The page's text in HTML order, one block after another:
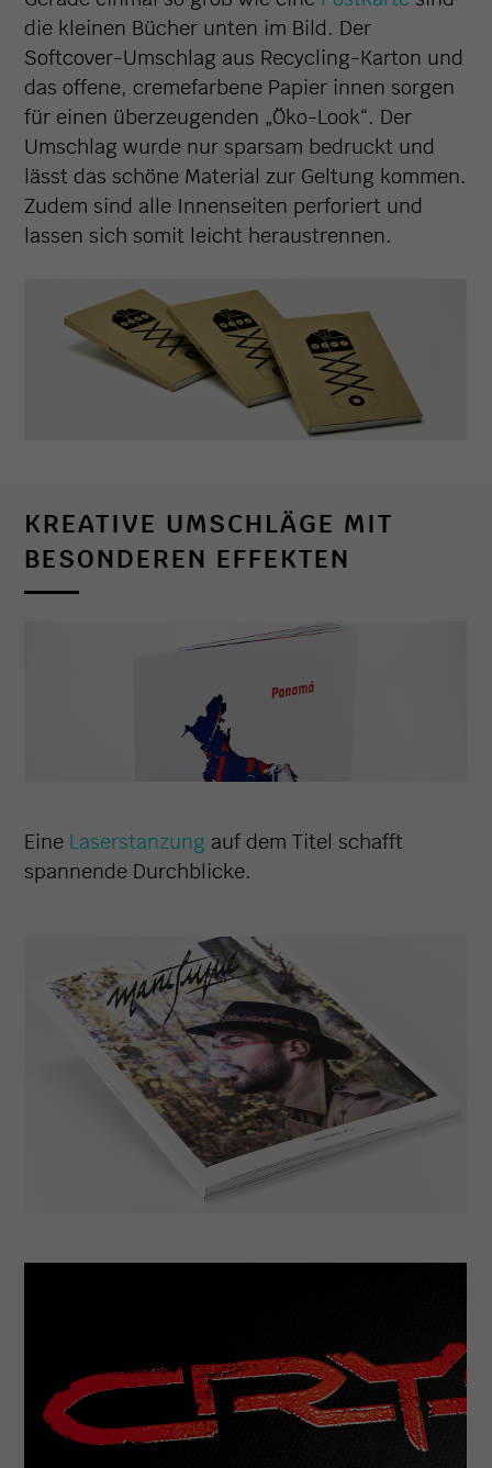
die kleinen Bücher unten im Bild. Der
Softcover-Umschlag aus Recycling-Karton und
das offene, cremefarbene Papier innen sorgen
für einen überzeugenden „Öko-Look“. Der
Umschlag wurde nur sparsam bedruckt und
lässt das schöne Material zur Geltung kommen.
Zudem sind alle Innenseiten perforiert und
lassen sich somit leicht heraustrennen.
KREATIVE UMSCHLÄGE MIT
BESONDEREN EFFEKTEN
Eine Laserstanzung auf dem Titel schafft
spannende Durchblicke.